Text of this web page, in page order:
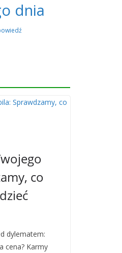
dnia
co
dylematem:
cena? Karmy